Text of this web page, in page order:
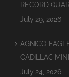
RECORD
July 29, 2026
AGNICO
CADILLAC
July 24, 2026